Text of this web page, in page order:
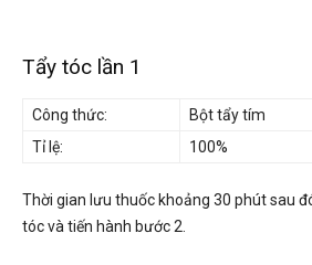
Tẩy tóc lần 1
Công thức: Bột tẩy tím
Tỉ lệ:
100%
Thời gian lưu thuốc khoảng 30 phút sau
tóc và tiến hành bước 2.